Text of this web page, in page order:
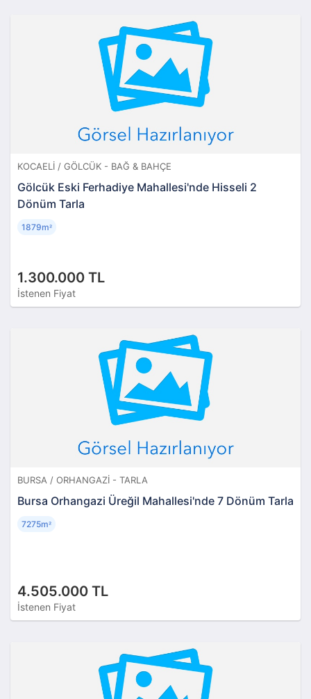
KOCAELI / GÖLCÜK - BAĞ & BAHÇE
Gölcük Eski Ferhadiye Mahallesi'nde Hisseli 2
Dönüm Tarla
1.300.000 TL
İstenen Fiyat
1879m²
BURSA / ORHANGAZI - TARLA
Bursa Orhangazi Üreğil Mahallesi'nde 7 Dönüm Tarla
4.505.000 TL
İstenen Fiyat
7275m²